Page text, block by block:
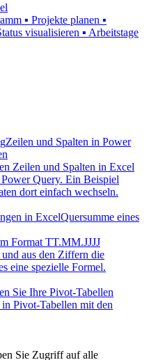
▪ Projekte planen ▪
visualisieren ▪ Arbeitstage
Zeilen und Spalten in Power
Zeilen und Spalten in Excel
Query. Ein Beispiel
dort einfach wechseln.
in ExcelQuersumme eines
Format TT.MM.JJJJ
aus den Ziffern die
eine spezielle Formel.
Sie Ihre Pivot-Tabellen
Pivot-Tabellen mit den
Sie Zugriff auf alle